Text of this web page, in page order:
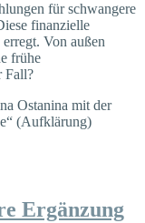
für schwangere
finanzielle
Von außen
frühe
Fall?
Ergänzung